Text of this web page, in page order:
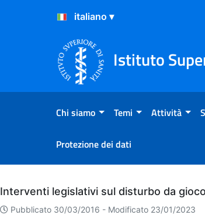
Salta al Contenuto
Salta al Footer
Istituto
Chi siamo Temi Attività
Protezione dei dati
Archivio
Interventi legislativi sul disturbo da
Pubblicato 30/03/2016 - Modificato 23/01/2023